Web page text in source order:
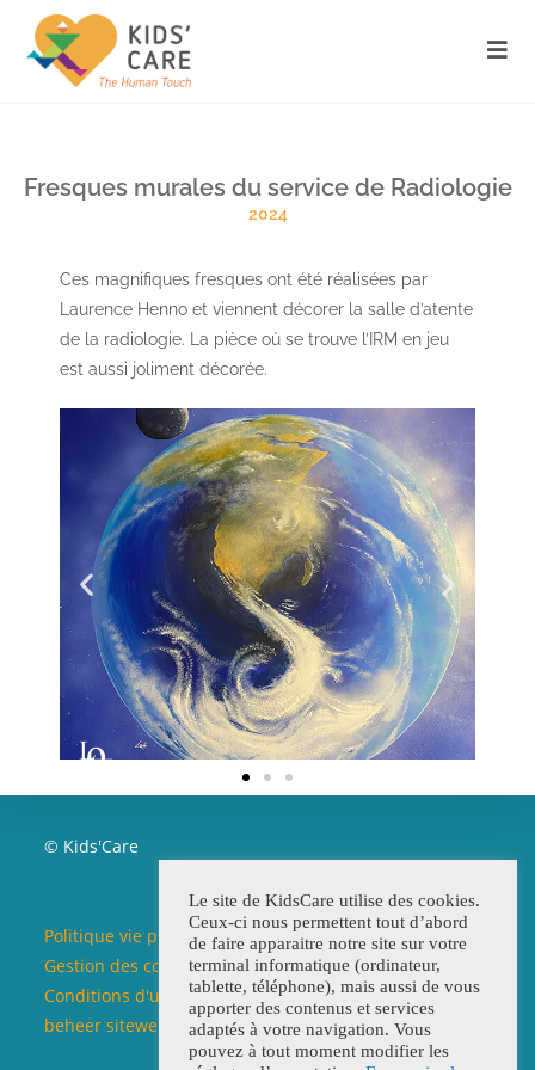
Fresques murales du service de Radiologie
2024
Ces magnifiques fresques ont été réalisées par
Laurence Henno et viennent décorer la salle d’atente
de la radiologie. La pièce où se trouve l’IRM en jeu
est aussi joliment décorée.
© Kids'Care
Politique vie privée / Beleid privéleven
Gestion des cookies / Beleid cookies
Conditions d'utilisation du site web / Voorwaarden
beheer siteweb
Le site de KidsCare utilise des cookies.
Ceux-ci nous permettent tout d’abord
de faire apparaitre notre site sur votre
terminal informatique (ordinateur,
tablette, téléphone), mais aussi de vous
apporter des contenus et services
adaptés à votre navigation. Vous
pouvez à tout moment modifier les